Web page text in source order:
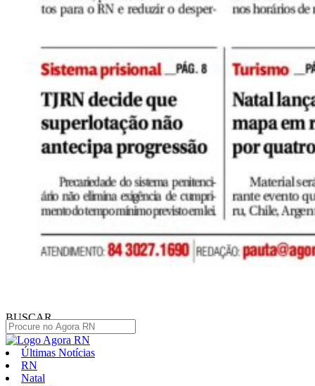
BUSCAR
Últimas Notícias
RN
Natal